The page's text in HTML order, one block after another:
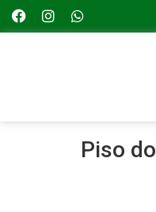
Piso